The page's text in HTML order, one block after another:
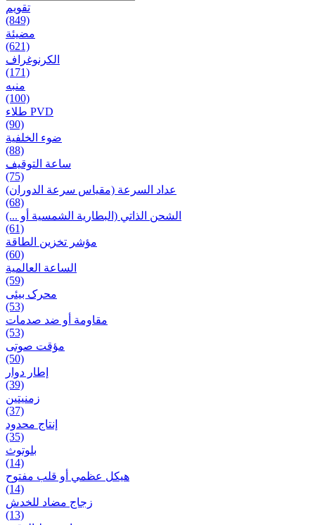
تقويم
(849)
مضيئة
(621)
الكرنوغراف
(171)
منبه
(100)
طلاء PVD
(90)
ضوء الخلفية
(88)
ساعة التوقيف
(75)
عداد السرعة (مقياس سرعة الدوران)
(68)
الشحن الذاتي (البطارية الشمسية أو ...)
(61)
مؤشر تخزين الطاقة
(60)
الساعة العالمية
(59)
محرک بیئی
(53)
مقاومة أو ضد صدمات
(53)
مؤقت صوتی
(50)
إطار دوار
(39)
زمنیتین
(37)
إنتاج محدود
(35)
بلوتوث
(14)
هيكل عظمي أو قلب مفتوح
(14)
زجاج مضاد للخدش
(13)